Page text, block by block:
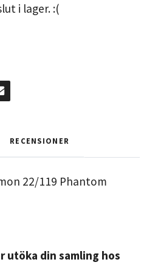
i lager. :(
RECENSIONER
22/119 Phantom
utöka din samling hos